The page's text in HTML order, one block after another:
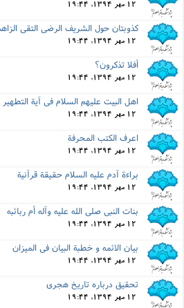
12 مهر 1394, 19:44
کذوبتان حول الشریف الرضى التقى الزاهد
12 مهر 1394, 19:44
أفلا تذکرون؟
12 مهر 1394, 19:44
اهل البیت علیهم السلام فى آیة التطهیر
12 مهر 1394, 19:44
اعرف الکتب المحرفة
12 مهر 1394, 19:44
براءة آدم علیه السلام حقیقة قرآنیة
12 مهر 1394, 19:44
بنات النبى صلى الله علیه وآله أم ربائبه
12 مهر 1394, 19:44
بیان الائمه و خطبة البیان فى المیزان
12 مهر 1394, 19:44
تحقیق درباره تاریخ هجرى
12 مهر 1394, 19:44